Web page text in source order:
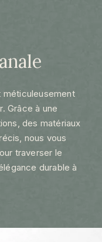
méticuleusement
Grâce à une
des matériaux
nous vous
traverser le
durable à